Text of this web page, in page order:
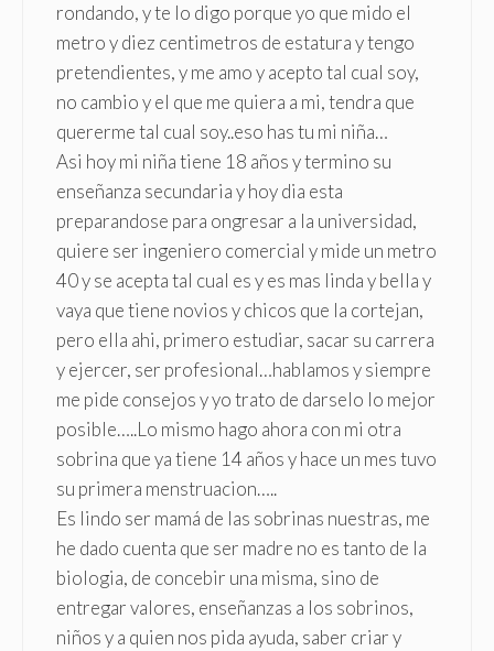
rondando, y te lo digo porque yo que mido el
metro y diez centimetros de estatura y tengo
pretendientes, y me amo y acepto tal cual soy,
no cambio y el que me quiera a mi, tendra que
quererme tal cual soy..eso has tu mi niña…
Asi hoy mi niña tiene 18 años y termino su
enseñanza secundaria y hoy dia esta
preparandose para ongresar a la universidad,
quiere ser ingeniero comercial y mide un metro
40 y se acepta tal cual es y es mas linda y bella y
vaya que tiene novios y chicos que la cortejan,
pero ella ahi, primero estudiar, sacar su carrera
y ejercer, ser profesional…hablamos y siempre
me pide consejos y yo trato de darselo lo mejor
posible…..Lo mismo hago ahora con mi otra
sobrina que ya tiene 14 años y hace un mes tuvo
su primera menstruacion…..
Es lindo ser mamá de las sobrinas nuestras, me
he dado cuenta que ser madre no es tanto de la
biologia, de concebir una misma, sino de
entregar valores, enseñanzas a los sobrinos,
niños y a quien nos pida ayuda, saber criar y